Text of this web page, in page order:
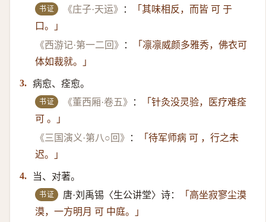
书证 《庄子·天运》 ：
「其味相反，而皆 可 于
口。」
《西游记·第一二回》
：
「凛凛威颜多雅秀，佛衣可
体如裁就。」
3. 病愈、痊愈。
书证 《董西厢·卷五》 ：
「针灸没灵验，医疗难痊
可 。」
《三国演义·第八○回》
：
「待军师病 可 ，行之未
迟。」
4. 当、对著。
书证 唐·刘禹锡〈生公讲堂〉诗：
「高坐寂寥尘漠
漠，一方明月 可 中庭。」